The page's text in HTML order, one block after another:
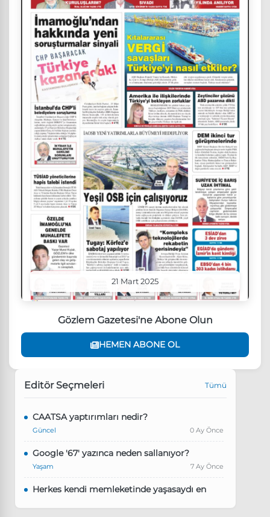
21 Mart 2025
Gözlem Gazetesi'ne Abone Olun
HEMEN ABONE OL
Editör Seçmeleri Tümü
CAATSA yaptırımları nedir?
Güncel 0 Ay Önce
Google '67' yazınca neden sallanıyor?
Yaşam 7 Ay Önce
Herkes kendi memleketinde yaşasaydı en